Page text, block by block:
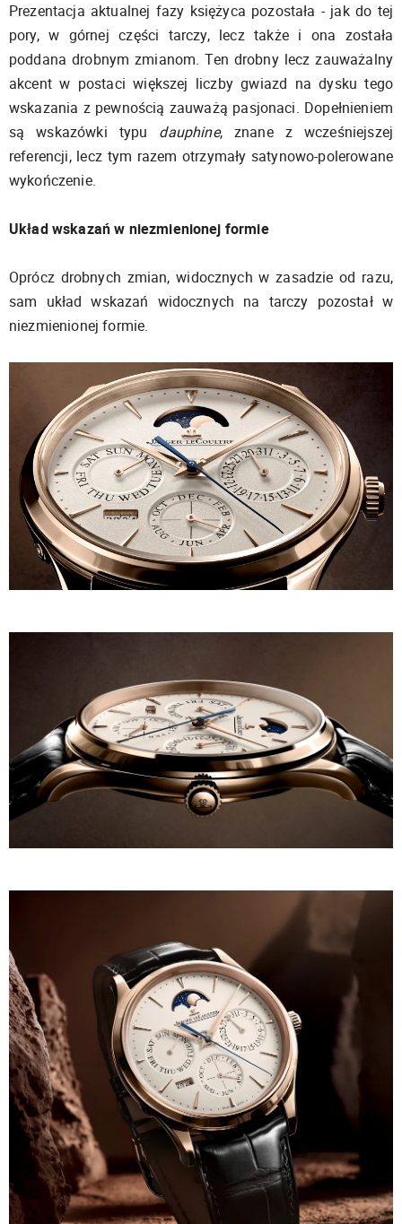
Prezentacja aktualnej fazy księżyca pozostała - jak do tej
pory, w górnej części tarczy, lecz także i ona została
poddana drobnym zmianom. Ten drobny lecz zauważalny
akcent w postaci większej liczby gwiazd na dysku tego
wskazania z pewnością zauważą pasjonaci. Dopełnieniem
są wskazówki typu dauphine, znane z wcześniejszej
referencji, lecz tym razem otrzymały satynowo-polerowane
wykończenie.
Układ wskazań w niezmienionej formie
Oprócz drobnych zmian, widocznych w zasadzie od razu,
sam układ wskazań widocznych na tarczy pozostał w
niezmienionej formie.